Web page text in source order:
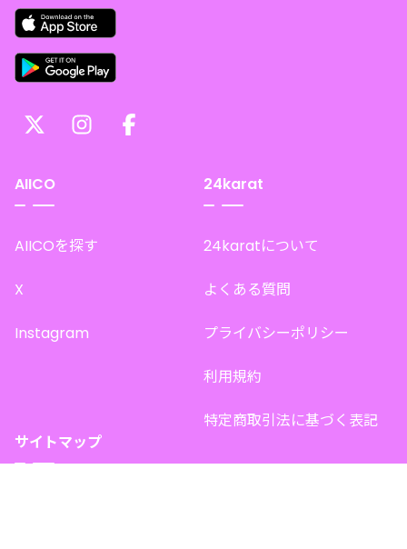
AIICO
AIICOを探す
X
Instagram
24karat
24karatについて
よくある質問
プライバシーポリシー
利用規約
特定商取引法に基づく表記
サイトマップ